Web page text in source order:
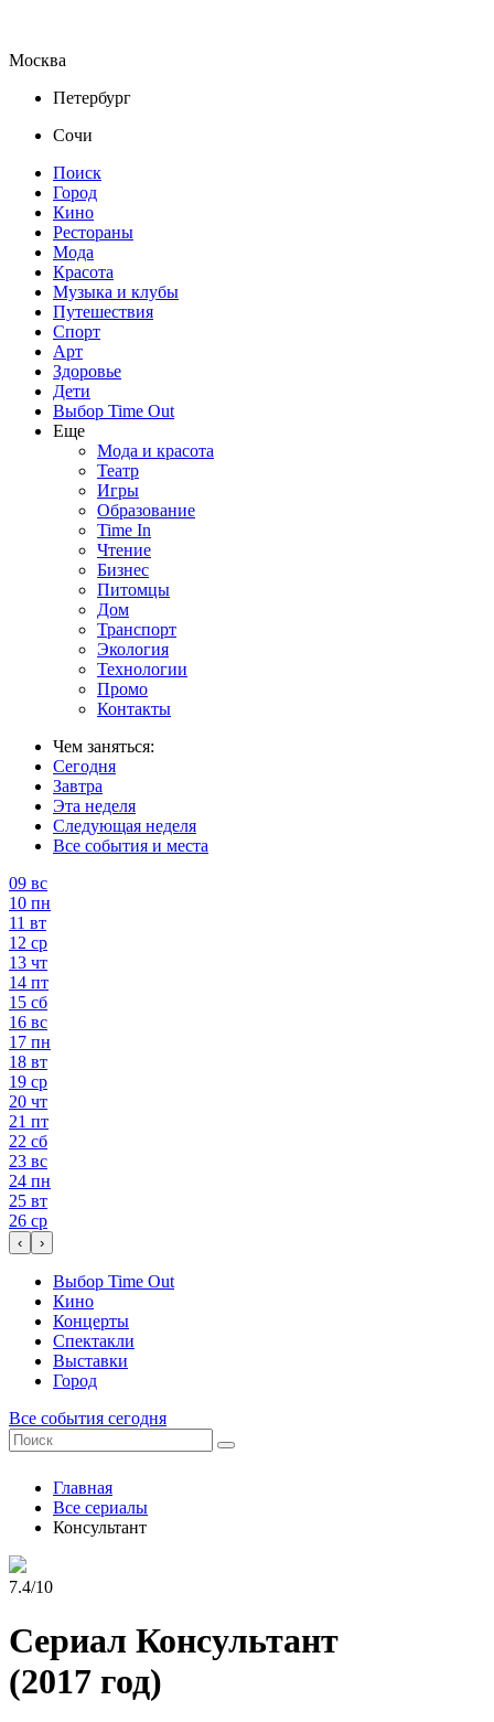
Москва
Петербург
Сочи
Поиск
Город
Кино
Рестораны
Мода
Красота
Музыка и клубы
Путешествия
Спорт
Арт
Здоровье
Дети
Выбор Time Out
Еще
Мода и красота
Театр
Игры
Образование
Time In
Чтение
Бизнес
Питомцы
Дом
Транспорт
Экология
Технологии
Промо
Контакты
Чем заняться:
Сегодня
Завтра
Эта неделя
Следующая неделя
Все события и места
09 вс
10 пн
11 вт
12 ср
13 чт
14 пт
15 сб
16 вс
17 пн
18 вт
19 ср
20 чт
21 пт
22 сб
23 вс
24 пн
25 вт
26 ср
‹ ›
Выбор Time Out
Кино
Концерты
Спектакли
Выставки
Город
Все события сегодня
Главная
Все сериалы
Консультант
7.4/10
Сериал Консультант
(2017 год)